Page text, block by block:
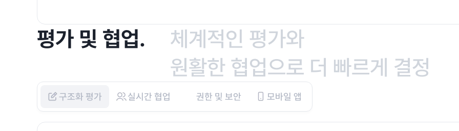
평가 및 협업.
체계적인 평가와
원활한 협업으로 더 빠르게 결정
구조화 평가 실시간 협업 권한 및 보안 모바일 앱